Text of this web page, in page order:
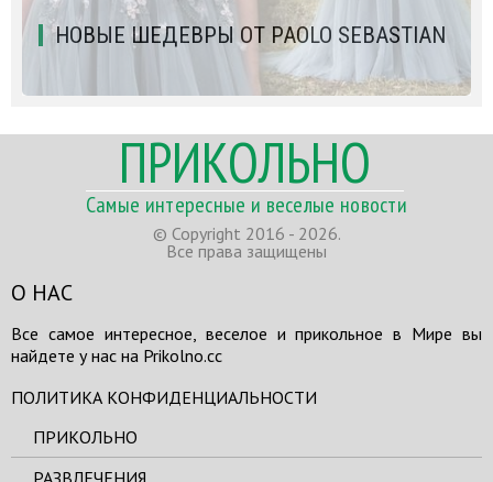
НОВЫЕ ШЕДЕВРЫ ОТ PAOLO SEBASTIAN
ПРИКОЛЬНО
Самые интересные и веселые новости
© Copyright 2016 - 2026.
Все права защищены
О НАС
Все самое интересное, веселое и прикольное в Мире вы
найдете у нас на Prikolno.cc
ПОЛИТИКА КОНФИДЕНЦИАЛЬНОСТИ
ПРИКОЛЬНО